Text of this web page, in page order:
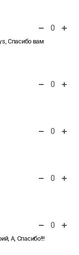
0
Спасибо вам
0
0
0
0
А, Спасибо!!!